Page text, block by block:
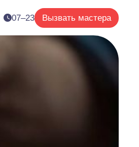
07–23 Вызвать мастера